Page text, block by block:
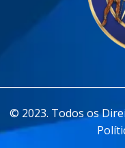
© 2023. Todos os